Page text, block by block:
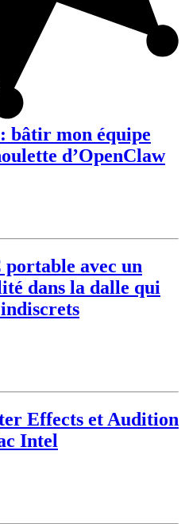
bâtir mon équipe
d’OpenClaw
avec un
dans la dalle qui
Effects et Audition
Intel